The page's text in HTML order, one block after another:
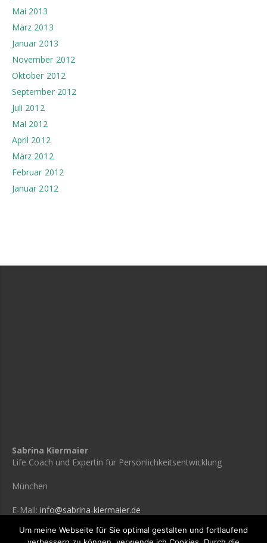
Mai 2013
März 2013
Januar 2013
November 2012
Oktober 2012
September 2012
Juli 2012
Mai 2012
April 2012
März 2012
Februar 2012
Januar 2012
Sabrina Kiermaier
Life Coach und Expertin für Persönlichkeitsentwicklung
München
E-Mail: info@sabrina-kiermaier.de
Um meine Webseite für Sie optimal gestalten und fortlaufend